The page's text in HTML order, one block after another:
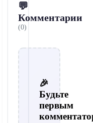
💬
Комментарии
(0)
🎉
Будьте
первым